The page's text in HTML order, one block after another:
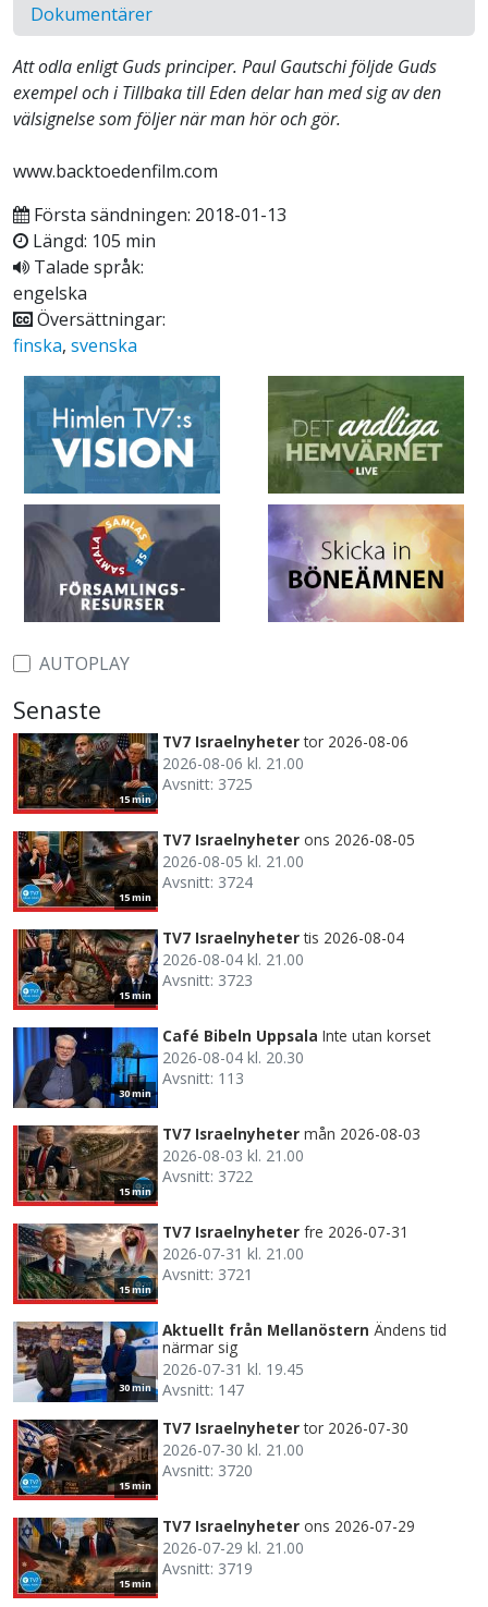
Dokumentärer
Att odla enligt Guds principer. Paul Gautschi följde Guds
exempel och i Tillbaka till Eden delar han med sig av den
välsignelse som följer när man hör och gör.
www.backtoedenfilm.com
Första sändningen: 2018-01-13
Längd: 105 min
Talade språk:
engelska
Översättningar:
finska, svenska
AUTOPLAY
Senaste
15 min
TV7 Israelnyheter tor 2026-08-06
2026-08-06 kl. 21.00
Avsnitt: 3725
15 min
TV7 Israelnyheter ons 2026-08-05
2026-08-05 kl. 21.00
Avsnitt: 3724
15 min
TV7 Israelnyheter tis 2026-08-04
2026-08-04 kl. 21.00
Avsnitt: 3723
30 min
Café Bibeln Uppsala Inte utan korset
2026-08-04 kl. 20.30
Avsnitt: 113
15 min
TV7 Israelnyheter mån 2026-08-03
2026-08-03 kl. 21.00
Avsnitt: 3722
15 min
TV7 Israelnyheter fre 2026-07-31
2026-07-31 kl. 21.00
Avsnitt: 3721
30 min
Aktuellt från Mellanöstern Ändens tid
närmar sig
2026-07-31 kl. 19.45
Avsnitt: 147
15 min
TV7 Israelnyheter tor 2026-07-30
2026-07-30 kl. 21.00
Avsnitt: 3720
15 min
TV7 Israelnyheter ons 2026-07-29
2026-07-29 kl. 21.00
Avsnitt: 3719